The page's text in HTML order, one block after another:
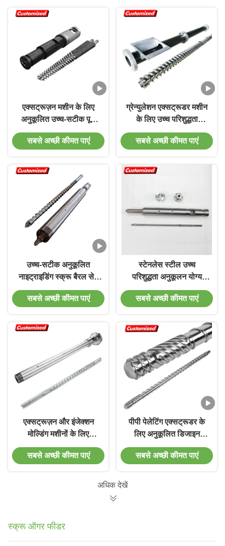
एक्सट्रूज़न मशीन के लिए
अनुकूलित उच्च-सटीक पूर्ण
इंटरमेशिंग शंक्वाकार ट्विन
स्क्रू बैरल सेट
सबसे अच्छी कीमत पाएं
ग्रेन्युलेशन एक्सट्रूडर मशीन
के लिए उच्च परिशुद्धता
अनुकूलित नाइट्राइड स्क्रू
बैरल सेट
सबसे अच्छी कीमत पाएं
उच्च-सटीक अनुकूलित
नाइट्राइडिंग स्क्रू बैरल सेट
पीवीसी पीपीआर के लिए
मल्टीपल फीड एक्सट्रूडर के
सबसे अच्छी कीमत पाएं
स्टेनलेस स्टील उच्च
परिशुद्धता अनुकूलन योग्य
जुड़वां पेंच एक्सट्रूडर बैरल
सेट सटीक एक्सट्रूज़न के
सबसे अच्छी कीमत पाएं
एक्सट्रूज़न और इंजेक्शन
मोल्डिंग मशीनों के लिए
अनुकूलित उच्च परिशुद्धता
नाइट्राइड स्क्रू बैरल
सबसे अच्छी कीमत पाएं
पीपी पेलेटिंग एक्सट्रूडर के
लिए अनुकूलित डिजाइन
एक्सट्रूडर स्क्रू बैरल ऊर्जा
की बचत
सबसे अच्छी कीमत पाएं
अधिक देखें
स्क्रू ऑगर फीडर